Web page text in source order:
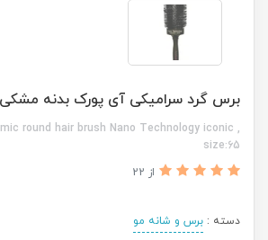
برس گرد سرامیکی آی پورک بدنه مشکی
round hair brush Nano Technology iconic ,
size:65
از 22
دسته : برس و شانه مو